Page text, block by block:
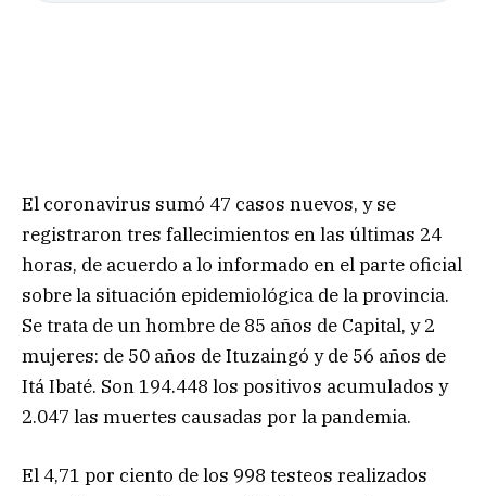
El coronavirus sumó 47 casos nuevos, y se
registraron tres fallecimientos en las últimas 24
horas, de acuerdo a lo informado en el parte oficial
sobre la situación epidemiológica de la provincia.
Se trata de un hombre de 85 años de Capital, y 2
mujeres: de 50 años de Ituzaingó y de 56 años de
Itá Ibaté. Son 194.448 los positivos acumulados y
2.047 las muertes causadas por la pandemia.
El 4,71 por ciento de los 998 testeos realizados